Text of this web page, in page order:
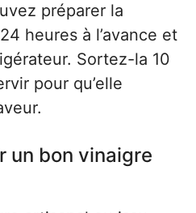
préparer la
heures à l’avance et
Sortez-la 10
pour qu’elle
un bon vinaigre